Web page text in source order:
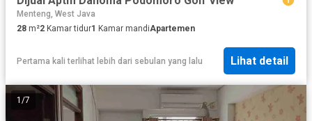
Menteng, West Java
28 m²2 Kamar tidur1 Kamar mandiApartemen
Pertama kali terlihat lebih dari sebulan yang lalu Lihat detail
1 /7